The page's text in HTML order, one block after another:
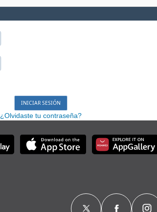
¿Olvidaste tu contraseña?